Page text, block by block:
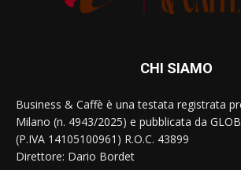
CHI SIAMO
Business & Caffè è una testata registrata
Milano (n. 4943/2025) e pubblicata da
(P.IVA 14105100961) R.O.C. 43899
Direttore: Dario Bordet